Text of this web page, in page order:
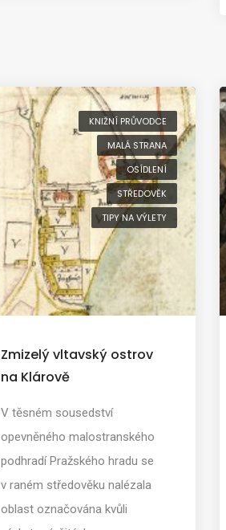
KNIŽNÍ PRŮVODCE
MALÁ STRANA
OSÍDLENÍ
STŘEDOVĚK
TIPY NA VÝLETY
Zmizelý vltavský ostrov
na Klárově
V těsném sousedství
opevněného malostranského
podhradí Pražského hradu se
v raném středověku nalézala
oblast označována kvůli